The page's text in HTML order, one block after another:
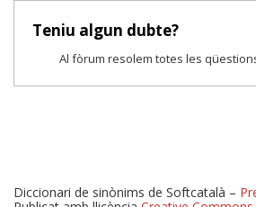
Teniu algun dubte?
Al fòrum resolem totes les
Diccionari de sinònims de Softcatalà –